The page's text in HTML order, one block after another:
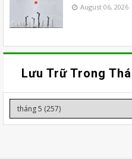
August 06, 2026
Lưu Trữ Trong